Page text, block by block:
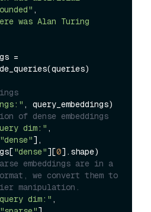
,
was Alan Turing
=
of dense embeddings
dim:" ,
"dense"],
"dense"][0
embeddings are in a
we convert them to
manipulation.
dim:" ,